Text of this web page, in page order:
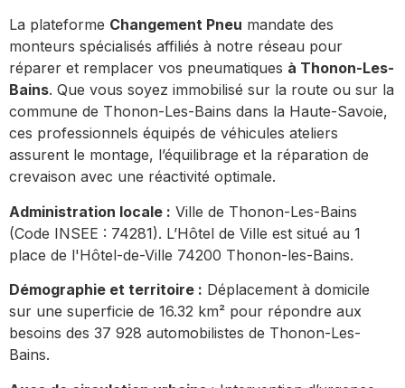
La plateforme Changement Pneu mandate des
monteurs spécialisés affiliés à notre réseau pour
réparer et remplacer vos pneumatiques à Thonon-Les-
Bains. Que vous soyez immobilisé sur la route ou sur la
commune de Thonon-Les-Bains dans la Haute-Savoie,
ces professionnels équipés de véhicules ateliers
assurent le montage, l’équilibrage et la réparation de
crevaison avec une réactivité optimale.
Administration locale : Ville de Thonon-Les-Bains
(Code INSEE : 74281). L’Hôtel de Ville est situé au 1
place de l'Hôtel-de-Ville 74200 Thonon-les-Bains.
Démographie et territoire : Déplacement à domicile
sur une superficie de 16.32 km² pour répondre aux
besoins des 37 928 automobilistes de Thonon-Les-
Bains.